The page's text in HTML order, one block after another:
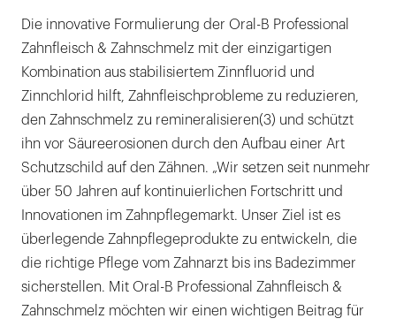
Die innovative Formulierung der Oral-B Professional
Zahnfleisch & Zahnschmelz mit der einzigartigen
Kombination aus stabilisiertem Zinnfluorid und
Zinnchlorid hilft, Zahnfleischprobleme zu reduzieren,
den Zahnschmelz zu remineralisieren(3) und schützt
ihn vor Säureerosionen durch den Aufbau einer Art
Schutzschild auf den Zähnen. „Wir setzen seit nunmehr
über 50 Jahren auf kontinuierlichen Fortschritt und
Innovationen im Zahnpflegemarkt. Unser Ziel ist es
überlegende Zahnpflegeprodukte zu entwickeln, die
die richtige Pflege vom Zahnarzt bis ins Badezimmer
sicherstellen. Mit Oral-B Professional Zahnfleisch &
Zahnschmelz möchten wir einen wichtigen Beitrag für